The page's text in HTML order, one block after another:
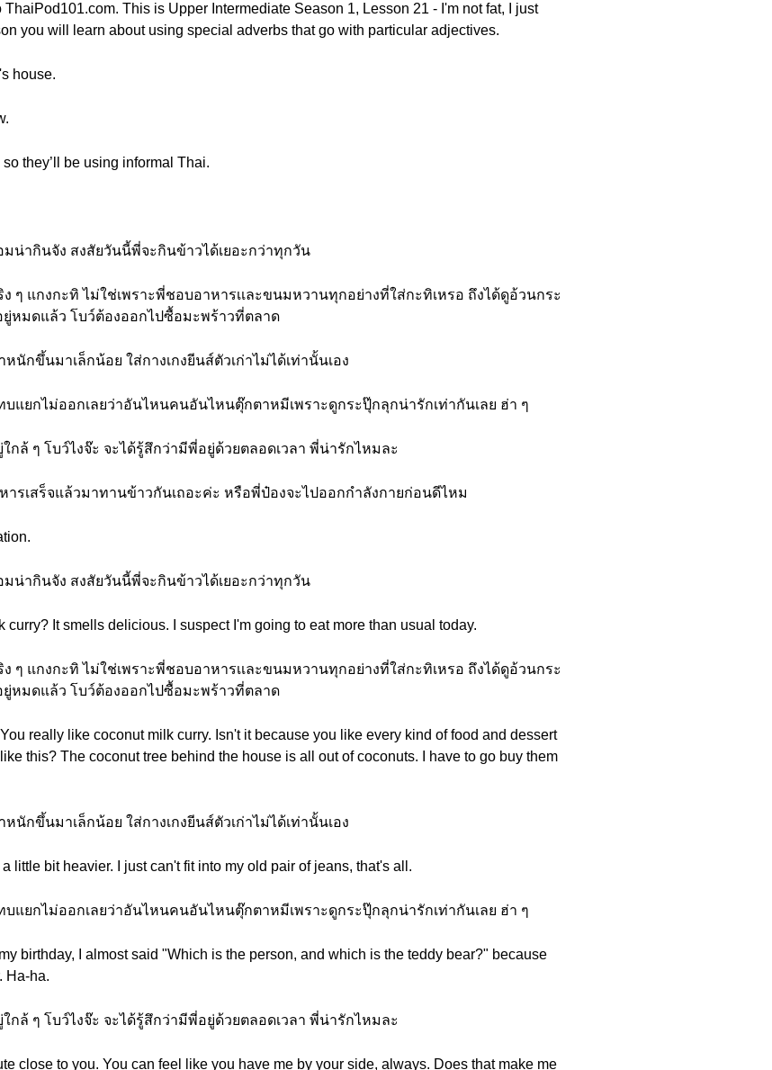
This is Upper Intermediate Season 1, Lesson 21 - I'm not fat, I just
you will learn about using special adverbs that go with particular adjectives.
house.
they’ll be using informal Thai.
น่ากินจัง สงสัยวันนี้พี่จะกินข้าวได้เยอะกว่าทุกวัน
ๆ แกงกะทิ ไม่ใช่เพราะพี่ชอบอาหารเเละขนมหวานทุกอย่างที่ใส่กะทิเหรอ ถึงได้ดูอ้วนกระ
หมดแล้ว โบว์ต้องออกไปซื้อมะพร้าวที่ตลาด
กขึ้นมาเล็กน้อย ใส่กางเกงยีนส์ตัวเก่าไม่ได้เท่านั้นเอง
แยกไม่ออกเลยว่าอันไหนคนอันไหนตุ๊กตาหมีเพราะดูกระปุ๊กลุกน่ารักเท่ากันเลย ฮ่า ๆ
ล้ ๆ โบว์ไงจ๊ะ จะได้รู้สึกว่ามีพี่อยู่ด้วยตลอดเวลา พี่น่ารักไหมละ
ารเสร็จแล้วมาทานข้าวกันเถอะค่ะ หรือพี่ป๋องจะไปออกกำลังกายก่อนดีไหม
น่ากินจัง สงสัยวันนี้พี่จะกินข้าวได้เยอะกว่าทุกวัน
It smells delicious. I suspect I'm going to eat more than usual today.
ๆ แกงกะทิ ไม่ใช่เพราะพี่ชอบอาหารเเละขนมหวานทุกอย่างที่ใส่กะทิเหรอ ถึงได้ดูอ้วนกระ
หมดแล้ว โบว์ต้องออกไปซื้อมะพร้าวที่ตลาด
really like coconut milk curry. Isn't it because you like every kind of food and dessert
this? The coconut tree behind the house is all out of coconuts. I have to go buy them
กขึ้นมาเล็กน้อย ใส่กางเกงยีนส์ตัวเก่าไม่ได้เท่านั้นเอง
little bit heavier. I just can't fit into my old pair of jeans, that's all.
แยกไม่ออกเลยว่าอันไหนคนอันไหนตุ๊กตาหมีเพราะดูกระปุ๊กลุกน่ารักเท่ากันเลย ฮ่า ๆ
birthday, I almost said "Which is the person, and which is the teddy bear?" because
Ha-ha.
ล้ ๆ โบว์ไงจ๊ะ จะได้รู้สึกว่ามีพี่อยู่ด้วยตลอดเวลา พี่น่ารักไหมละ
close to you. You can feel like you have me by your side, always. Does that make me